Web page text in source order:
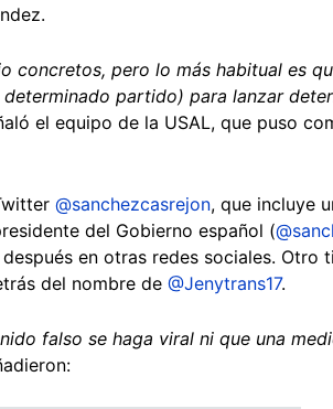
concretos, pero lo más habitual es
partido) para lanzar
el equipo de la USAL, que puso
@sanchezcasrejon, que incluye
del Gobierno español (
en otras redes sociales. Otro
del nombre de @Jenytrans17.
falso se haga viral ni que una